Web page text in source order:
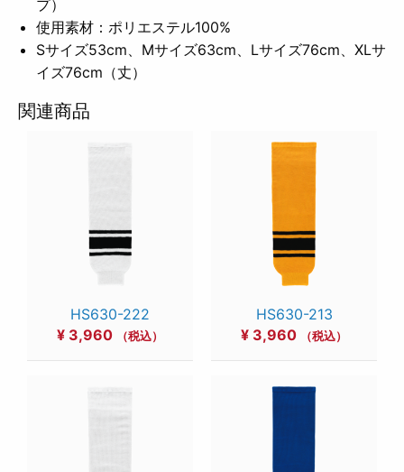
プ）
使用素材：ポリエステル100%
Sサイズ53cm、Mサイズ63cm、Lサイズ76cm、XLサ
イズ76cm（丈）
関連商品
HS630-222
¥ 3,960 （税込）
HS630-213
¥ 3,960 （税込）